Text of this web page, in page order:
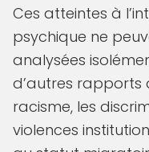
Ces atteintes à
psychique ne
analysées
d’autres rapports
racisme, les
violences